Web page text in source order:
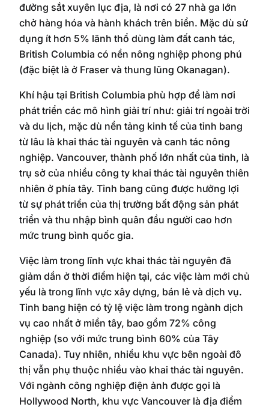
đường sắt xuyên lục địa, là nơi có 27 nhà ga lớn
chở hàng hóa và hành khách trên biển. Mặc dù sử
dụng ít hơn 5% lãnh thổ dùng làm đất canh tác,
British Columbia có nền nông nghiệp phong phú
(đặc biệt là ở Fraser và thung lũng Okanagan).
Khí hậu tại British Columbia phù hợp để làm nơi
phát triển các mô hình giải trí như: giải trí ngoài trời
và du lịch, mặc dù nền tảng kinh tế của tỉnh bang
từ lâu là khai thác tài nguyên và canh tác nông
nghiệp. Vancouver, thành phố lớn nhất của tỉnh, là
trụ sở của nhiều công ty khai thác tài nguyên thiên
nhiên ở phía tây. Tỉnh bang cũng được hưởng lợi
từ sự phát triển của thị trường bất động sản phát
triển và thu nhập bình quân đầu người cao hơn
mức trung bình quốc gia.
Việc làm trong lĩnh vực khai thác tài nguyên đã
giảm dần ở thời điểm hiện tại, các việc làm mới chủ
yếu là trong lĩnh vực xây dựng, bán lẻ và dịch vụ.
Tỉnh bang hiện có tỷ lệ việc làm trong ngành dịch
vụ cao nhất ở miền tây, bao gồm 72% công
nghiệp (so với mức trung bình 60% của Tây
Canada). Tuy nhiên, nhiều khu vực bên ngoài đô
thị vẫn phụ thuộc nhiều vào khai thác tài nguyên.
Với ngành công nghiệp điện ảnh được gọi là
Hollywood North, khu vực Vancouver là địa điểm